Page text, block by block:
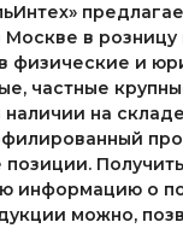
в
физические и
частные
на
Получить
информацию о
можно,